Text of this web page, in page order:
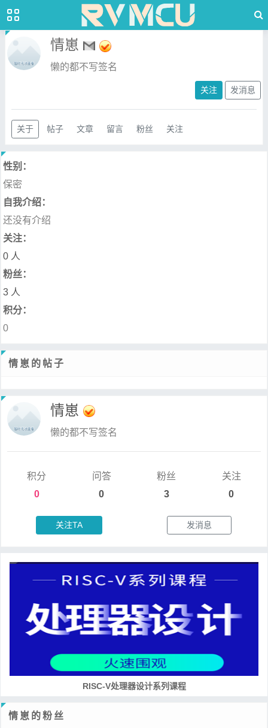
情崽
懒的都不写签名
关注 发消息
关于 帖子 文章 留言 粉丝 关注
性别：
保密
自我介绍：
还没有介绍
关注：
0 人
粉丝：
3 人
积分：
0
情崽的帖子
情崽
懒的都不写签名
积分
0
问答
0
粉丝
3
关注
0
关注TA 发消息
RISC-V处理器设计系列课程
情崽的粉丝